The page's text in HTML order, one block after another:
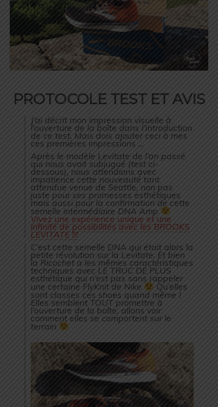
PROTOCOLE TEST ET AVIS
J’ai décrit mon impression visuelle à
l’ouverture de la boîte dans l’introduction
de ce test. Mais dois ajouter ceci à mes
ces premières impressions …
Après le modèle Levitate de l’an passé
qui nous avait subjugué (test ci-
dessous), nous attendions avec
impatience cette nouveauté tant
attendue venue de Seattle, non pas
juste pour ses promesses esthétiques
mais aussi pour la confirmation de cette
semelle intermédiaire DNA Amp
Vivez une expérience unique et une
infinité de possibilités avec les BROOKS
LEVITATE !!!
C’est cette semelle DNA qui était alors la
petite révolution sur la Levitate. Et bien
la Ricochet a les mêmes caractéristiques
techniques avec LE TRUC DE PLUS
esthétique qui n’est pas sans rappeler
une certaine FlyKnit de Nike Qu’elles
sont classes ces shoes quand même !
Elles semblent TOUT promettre à
l’ouverture de la boîte, allons voir
comment elles se comportent sur le
terrain